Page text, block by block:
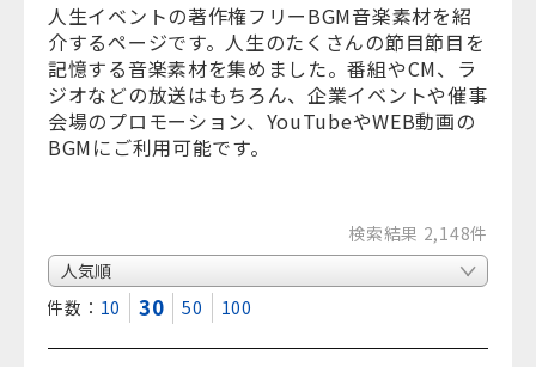
人生イベントの著作権フリーBGM音楽素材を紹
介するページです。人生のたくさんの節目節目を
記憶する音楽素材を集めました。番組やCM、ラ
ジオなどの放送はもちろん、企業イベントや催事
会場のプロモーション、YouTubeやWEB動画の
BGMにご利用可能です。
検索結果 2,148件
表示件数： 10 30 50 100